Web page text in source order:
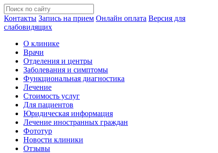
Контакты Запись на прием Онлайн оплата Версия для
слабовидящих
О клинике
Врачи
Отделения и центры
Заболевания и симптомы
Функциональная диагностика
Лечение
Стоимость услуг
Для пациентов
Юридическая информация
Лечение иностранных граждан
Фототур
Новости клиники
Отзывы